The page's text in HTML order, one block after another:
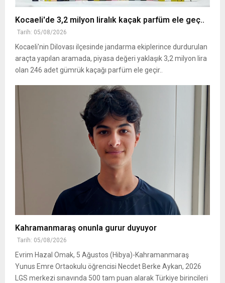
Kocaeli'de 3,2 milyon liralık kaçak parfüm ele geç..
Tarih: 05/08/2026
Kocaeli'nin Dilovası ilçesinde jandarma ekiplerince durdurulan
araçta yapılan aramada, piyasa değeri yaklaşık 3,2 milyon lira
olan 246 adet gümrük kaçağı parfüm ele geçir..
Kahramanmaraş onunla gurur duyuyor
Tarih: 05/08/2026
Evrim Hazal Omak, 5 Ağustos (Hibya)-Kahramanmaraş
Yunus Emre Ortaokulu öğrencisi Necdet Berke Aykan, 2026
LGS merkezi sınavında 500 tam puan alarak Türkiye birincileri